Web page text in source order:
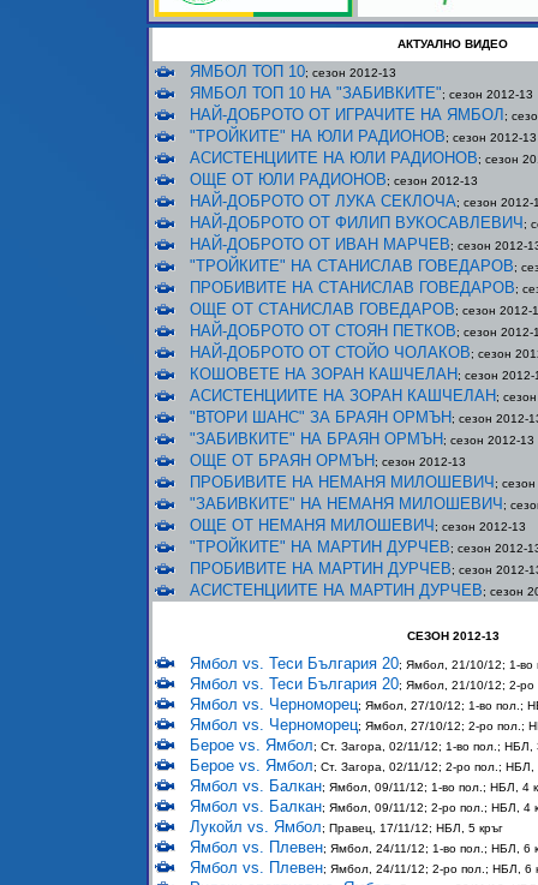
АКТУАЛНО ВИДЕО
ЯМБОЛ ТОП 10; сезон 2012-13
ЯМБОЛ ТОП 10 НА "ЗАБИВКИТЕ"; сезон 2012-13
НАЙ-ДОБРОТО ОТ ИГРАЧИТЕ НА ЯМБОЛ ;
"ТРОЙКИТЕ" НА ЮЛИ РАДИОНОВ; сезон 2012-13
АСИСТЕНЦИИТЕ НА ЮЛИ РАДИОНОВ; сезон
ОЩЕ ОТ ЮЛИ РАДИОНОВ; сезон 2012-13
НАЙ-ДОБРОТО ОТ ЛУКА СЕКЛОЧА; сезон 2012-
НАЙ-ДОБРОТО ОТ ФИЛИП ВУКОСАВЛЕВИЧ ;
НАЙ-ДОБРОТО ОТ ИВАН МАРЧЕВ; сезон 2012-
"ТРОЙКИТЕ" НА СТАНИСЛАВ ГОВЕДАРОВ;
ПРОБИВИТЕ НА СТАНИСЛАВ ГОВЕДАРОВ;
ОЩЕ ОТ СТАНИСЛАВ ГОВЕДАРОВ; сезон 2012-
НАЙ-ДОБРОТО ОТ СТОЯН ПЕТКОВ; сезон 2012-
НАЙ-ДОБРОТО ОТ СТОЙО ЧОЛАКОВ; сезон
КОШОВЕТЕ НА ЗОРАН КАШЧЕЛАН ; сезон 2012-
АСИСТЕНЦИИТЕ НА ЗОРАН КАШЧЕЛАН ;
"ВТОРИ ШАНС" ЗА БРАЯН ОРМЪН ; сезон 2012-
"ЗАБИВКИТЕ" НА БРАЯН ОРМЪН ; сезон 2012-13
ОЩЕ ОТ БРАЯН ОРМЪН ; сезон 2012-13
ПРОБИВИТЕ НА НЕМАНЯ МИЛОШЕВИЧ ;
"ЗАБИВКИТЕ" НА НЕМАНЯ МИЛОШЕВИЧ ;
ОЩЕ ОТ НЕМАНЯ МИЛОШЕВИЧ ; сезон 2012-13
"ТРОЙКИТЕ" НА МАРТИН ДУРЧЕВ; сезон 2012-
ПРОБИВИТЕ НА МАРТИН ДУРЧЕВ; сезон 2012-
АСИСТЕНЦИИТЕ НА МАРТИН ДУРЧЕВ; сезон
СЕЗОН 2012-13
Ямбол vs. Теси България 20; Ямбол, 21/10/12; 1-во
Ямбол vs. Теси България 20; Ямбол, 21/10/12; 2-ро
Ямбол vs. Черноморец; Ямбол, 27/10/12; 1-во пол.;
Ямбол vs. Черноморец; Ямбол, 27/10/12; 2-ро пол.;
Берое vs. Ямбол; Ст. Загора, 02/11/12; 1-во пол.; НБЛ,
Берое vs. Ямбол; Ст. Загора, 02/11/12; 2-ро пол.; НБЛ,
Ямбол vs. Балкан; Ямбол, 09/11/12; 1-во пол.; НБЛ, 4
Ямбол vs. Балкан; Ямбол, 09/11/12; 2-ро пол.; НБЛ, 4
Лукойл vs. Ямбол; Правец, 17/11/12; НБЛ, 5 кръг
Ямбол vs. Плевен; Ямбол, 24/11/12; 1-во пол.; НБЛ, 6
Ямбол vs. Плевен; Ямбол, 24/11/12; 2-ро пол.; НБЛ, 6